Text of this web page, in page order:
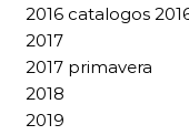
2016 catalogos
2017
2017 primavera
2018
2019